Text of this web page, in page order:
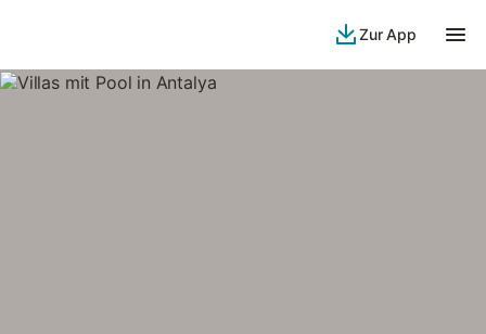
Zur App